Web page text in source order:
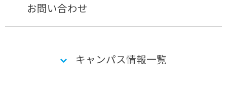
お問い合わせ
キャンパス情報一覧